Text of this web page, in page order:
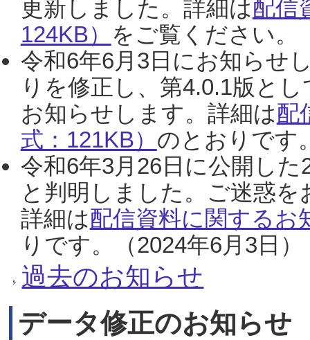
更新しました。詳細は配信
124KB） をご覧ください。
令和6年6月3日にお知らせ
りを修正し、第4.0.1版と
お知らせします。詳細は配
式：121KB） のとおりです
令和6年3月26日に公開し
と判明しました。ご迷惑
詳細は配信資料に関するお
りです。（2024年6月3日）
過去のお知らせ
データ修正のお知らせ